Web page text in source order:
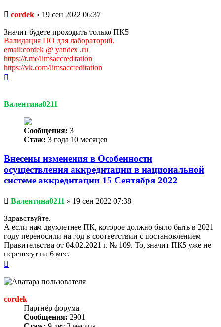
Непрочитанное
cordek » 19 сен 2022 06:37
Значит будете проходить только ПК5
Валидация ПО для лабораторий.
email:cordek @ yandex .ru
https://t.me/limsaccreditation
https://vk.com/limsaccreditation
Валентина0211
Сообщения: 3
Стаж: 3 года 10 месяцев
Внесены изменения в Особенности
осуществления аккредитации в национальной
системе аккредитации 15 Сентября 2022
Непрочитанное
Валентина0211 » 19 сен 2022 07:38
Здравствуйте.
А если нам двухлетнее ПК, которое должно было быть в 2021
году переносили на год в соответствии с постановлением
Правительства от 04.02.2021 г. № 109. То, значит ПК5 уже не
перенесут на 6 мес.
началу
cordek
Партнёр форума
Сообщения: 2901